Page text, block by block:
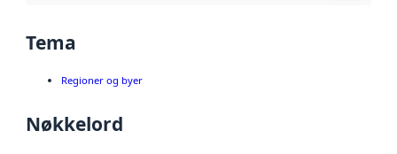
Tema
Regioner og byer
Nøkkelord